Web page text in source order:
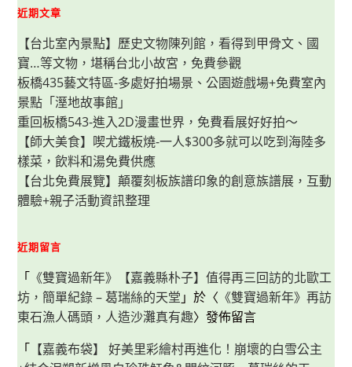
化，
餐
點
快
速
上
桌
又
美
味！
近期文章
【台北室內景點】歷史文物陳列館，看得到甲骨文、國
寶…等文物，堪稱台北小故宮，免費參觀
板橋435藝文特區-多處好拍場景、公園遊戲場+免費室內
景點「溼地故事館」
重回板橋543-進入2D漫畫世界，免費看展好好拍～
【師大美食】喫尤鐵板燒-一人$300多就可以吃到海陸多
樣菜，飲料和湯免費供應
【台北免費展覽】顛覆刻板族譜印象的創意族譜展，互動
體驗+親子活動資訊整理
近期留言
「 《雙寶過新年》【嘉義縣朴子】值得再三回訪的北歐工
坊，簡單紀錄 – 葛瑞絲的天堂 」於〈 《雙寶過新年》再訪
東石漁人碼頭，人造沙灘真有趣〉發佈留言
「 【嘉義布袋】 好美里彩繪村再進化！崩壞的白雪公主